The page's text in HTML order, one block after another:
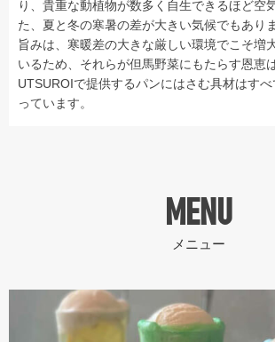
り、貴重な動植物が数多く自生できるほど空
た、夏と冬の寒暑の差が大きい気候でもあり
旨みは、寒暖差の大きな厳しい環境でこそ増
いるため、それらが但馬野菜にもたらす恩恵
UTSUROIで提供するパンにはさむ具材はす
っています。
MENU
メニュー